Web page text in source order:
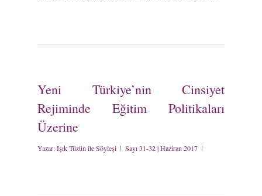
Yeni Türkiye’nin Cinsiyet
Rejiminde Eğitim Politikaları
Üzerine
Yazar:Işık Tüzün ile Söyleşi Sayı 31-32 | Haziran 2017